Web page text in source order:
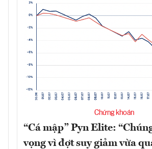
Chứng khoán
“Cá mập” Pyn Elite:
vọng vì đợt suy giảm vừa